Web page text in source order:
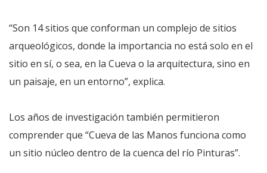
“Son 14 sitios que conforman un complejo de sitios
arqueológicos, donde la importancia no está solo en el
sitio en sí, o sea, en la Cueva o la arquitectura, sino en
un paisaje, en un entorno”, explica.
Los años de investigación también permitieron
comprender que “Cueva de las Manos funciona como
un sitio núcleo dentro de la cuenca del río Pinturas”.